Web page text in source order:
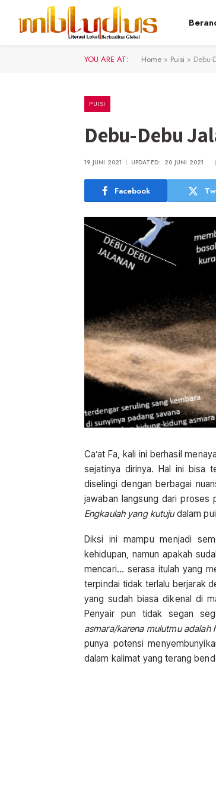
YOU ARE AT: Home » Puisi » Debu-
PUISI
Debu-Debu
19 JUNI 2021 UPDATED: 20 JUNI 2021
Facebook
Ca’at Fa, kali ini berhasil
sejatinya dirinya. Hal ini bisa
diselingi dengan berbagai
jawaban langsung dari proses
Engkaulah yang kutujudalam
Diksi ini mampu menjadi
kehidupan, namun apakah
mencari… serasa itulah yang
terpindai tidak terlalu berjarak
yang sudah biasa dikenal di
Penyair pun tidak segan
asmara/karena mulutmu
punya potensi
dalam kalimat yang terang